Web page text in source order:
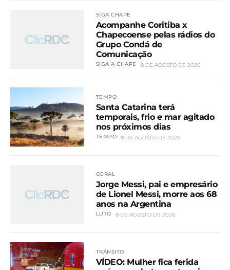
SIGA CHAPE
Acompanhe Coritiba x
Chapecoense pelas rádios do
Grupo Condá de
Comunicação
SIGA A CHAPE 8 DE AGOSTO DE 2026
TEMPO
Santa Catarina terá
temporais, frio e mar agitado
nos próximos dias
TEMPO 8 DE AGOSTO DE 2026
GERAL
Jorge Messi, pai e empresário
de Lionel Messi, morre aos 68
anos na Argentina
LUTO 8 DE AGOSTO DE 2026
TRÂNSITO
VÍDEO: Mulher fica ferida